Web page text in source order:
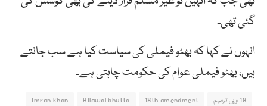
گئی تھی۔
انہوں نے کہا کہ بھٹو فیملی کی سیاست کیا ہے سب جانتے
ہیں، بھٹو فیملی عوام کی حکومت چاہتی ہے۔
18 ویں ترمیم 18th amendment
Bilawal bhutto
Imran khan